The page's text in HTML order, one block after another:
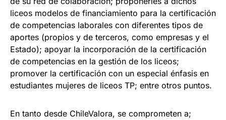
liceos modelos de financiamiento para la certificación
de competencias laborales con diferentes tipos de
aportes (propios y de terceros, como empresas y el
Estado); apoyar la incorporación de la certificación
de competencias en la gestión de los liceos;
promover la certificación con un especial énfasis en
estudiantes mujeres de liceos TP; entre otros puntos.
En tanto desde ChileValora​, se comprometen a;